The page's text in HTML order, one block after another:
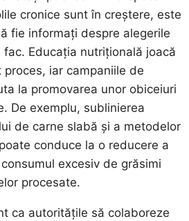
cronice sunt în creștere, este
fie informați despre alegerile
Educația nutrițională joacă
iar campaniile de
la promovarea unor obiceiuri
De exemplu, sublinierea
de carne slabă și a metodelor
conduce la o reducere a
excesiv de grăsimi
procesate.
ca autoritățile să colaboreze